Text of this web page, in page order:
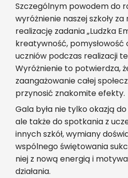
Szczególnym powodem do
wyróżnienie naszej szkoły
realizację zadania „Ludzka
kreatywność, pomysłowość
uczniów podczas realizacji
Wyróżnienie to potwierdza,
zaangażowanie całej
przynosić znakomite efekty.
Gala była nie tylko okazją
ale także do spotkania z
innych szkół, wymiany
wspólnego świętowania
niej z nową energią i
działania.